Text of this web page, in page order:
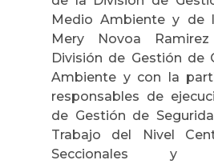
Medio Ambiente y de
Mery Novoa
División de Gestión de
Ambiente y con la
responsables de
de Gestión de
Trabajo del Nivel
Seccionales y